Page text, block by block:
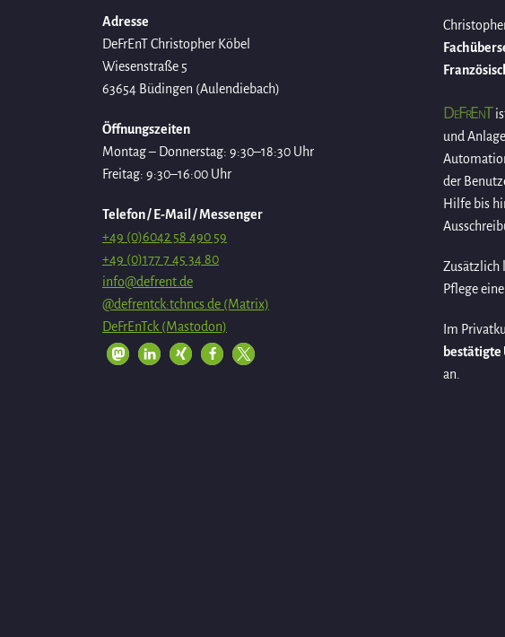
Adresse
DeFrEnT Christopher Köbel
Wiesenstraße 5
63654 Büdingen (Aulendiebach)
Öffnungszeiten
Montag – Donnerstag: 9:30–18:30 Uhr
Freitag: 9:30–16:00 Uhr
Telefon / E-Mail / Messenger
+49 (0)6042 58 490 59
+49 (0)177 7 45 34 80
info@defrent.de
@defrentck:tchncs.de (Matrix)
DeFrEnTck (Mastodon)
DeFrEnT
und
der
Hilfe bis
Zusätzlich
Pflege
Im
bestätigte
an.